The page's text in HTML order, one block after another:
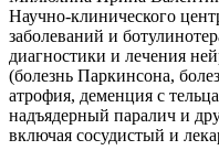
Научно-клинического
заболеваний и
диагностики и лечения
(болезнь Паркинсона,
атрофия, деменция с
надъядерный паралич и
включая сосудистый и